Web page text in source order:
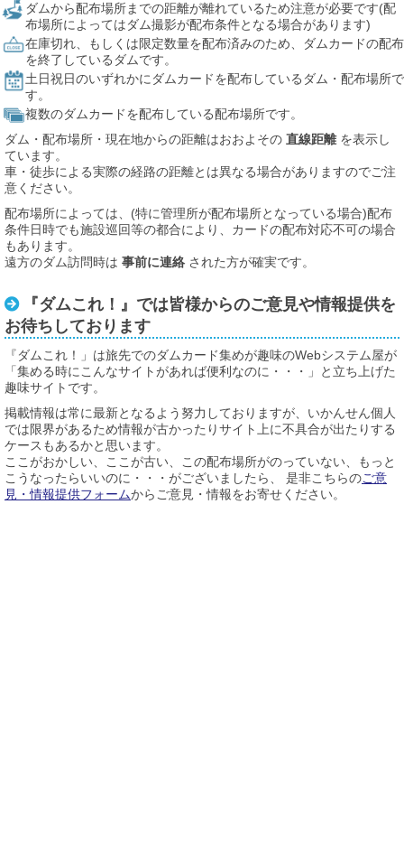
ダムから配布場所までの距離が離れているため注意が必要です(配
布場所によってはダム撮影が配布条件となる場合があります)
在庫切れ、もしくは限定数量を配布済みのため、ダムカードの配布
を終了しているダムです。
土日祝日のいずれかにダムカードを配布しているダム・配布場所で
す。
複数のダムカードを配布している配布場所です。
ダム・配布場所・現在地からの距離はおおよその 直線距離を表示し
ています。
車・徒歩による実際の経路の距離とは異なる場合がありますのでご注
意ください。
配布場所によっては、(特に管理所が配布場所となっている場合)配布
条件日時でも施設巡回等の都合により、カードの配布対応不可の場合
もあります。
遠方のダム訪問時は 事前に連絡 された方が確実です。
『ダムこれ！』では皆様からのご意見や情報提供を
お待ちしております
『ダムこれ！」は旅先でのダムカード集めが趣味のWebシステム屋が
「集める時にこんなサイトがあれば便利なのに・・・」と立ち上げた
趣味サイトです。
掲載情報は常に最新となるよう努力しておりますが、いかんせん個人
では限界があるため情報が古かったりサイト上に不具合が出たりする
ケースもあるかと思います。
ここがおかしい、ここが古い、この配布場所がのっていない、もっと
こうなったらいいのに・・・がございましたら、 是非こちらのご意
見・情報提供フォームからご意見・情報をお寄せください。